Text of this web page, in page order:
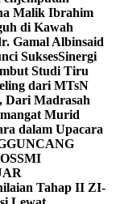
Malik Ibrahim
di Kawah
Gamal Albinsaid
SuksesSinergi
Studi Tiru
dari MTsN
Dari Madrasah
Murid
dalam Upacara
Tahap II ZI-